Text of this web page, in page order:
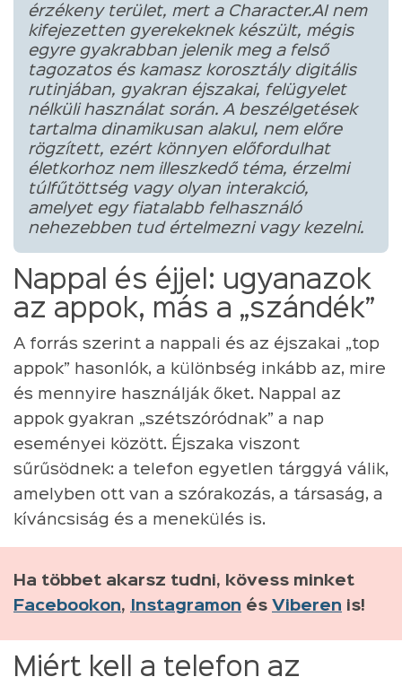
érzékeny terület, mert a Character.AI nem
kifejezetten gyerekeknek készült, mégis
egyre gyakrabban jelenik meg a felső
tagozatos és kamasz korosztály digitális
rutinjában, gyakran éjszakai, felügyelet
nélküli használat során. A beszélgetések
tartalma dinamikusan alakul, nem előre
rögzített, ezért könnyen előfordulhat
életkorhoz nem illeszkedő téma, érzelmi
túlfűtöttség vagy olyan interakció,
amelyet egy fiatalabb felhasználó
nehezebben tud értelmezni vagy kezelni.
Nappal és éjjel: ugyanazok
az appok, más a „szándék”
A forrás szerint a nappali és az éjszakai „top
appok” hasonlók, a különbség inkább az, mire
és mennyire használják őket. Nappal az
appok gyakran „szétszóródnak” a nap
eseményei között. Éjszaka viszont
sűrűsödnek: a telefon egyetlen tárggyá válik,
amelyben ott van a szórakozás, a társaság, a
kíváncsiság és a menekülés is.
Ha többet akarsz tudni, kövess minket
Facebookon, Instagramon és Viberen is!
Miért kell a telefon az